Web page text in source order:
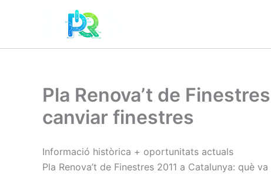
Pla Renova’t de
canviar finestres
Informació històrica + oportunitats actuals
Pla Renova’t de Finestres 2011 a Catalunya: què